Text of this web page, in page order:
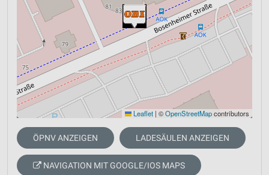
Leaflet | ©OpenStreetMapcontributors
ÖPNV ANZEIGEN LADESÄULEN ANZEIGEN
NAVIGATION MIT GOOGLE/IOS MAPS